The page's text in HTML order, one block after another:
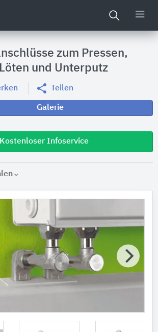
zum Pressen,
und Unterputz
Teilen
Galerie
Kostenloser Infoservice